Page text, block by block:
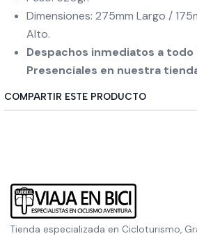
Dimensiones: 275mm Largo /
Alto.
Despachos inmediatos a todo
Presenciales en nuestra
COMPARTIR ESTE PRODUCTO
Tienda especializada en Cicloturismo,